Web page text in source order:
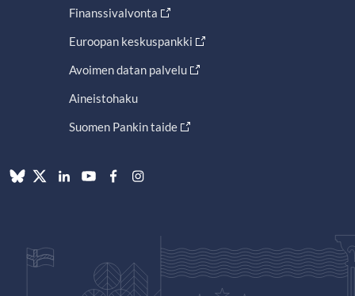
Finanssivalvonta
Euroopan keskuspankki
Avoimen datan palvelu
Aineistohaku
Suomen Pankin taide